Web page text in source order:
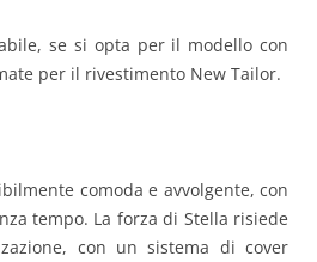
se si opta per il modello con
per il rivestimento New Tailor.
comoda e avvolgente, con
tempo. La forza di Stella risiede
con un sistema di cover